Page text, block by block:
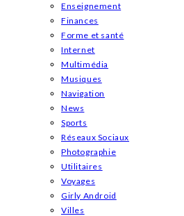
Enseignement
Finances
Forme et santé
Internet
Multimédia
Musiques
Navigation
News
Sports
Réseaux Sociaux
Photographie
Utilitaires
Voyages
Girly Android
Villes